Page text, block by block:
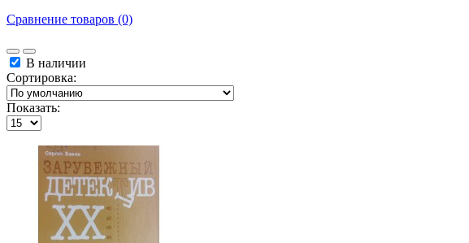
Сравнение товаров (0)
В наличии
Сортировка:
Показать: